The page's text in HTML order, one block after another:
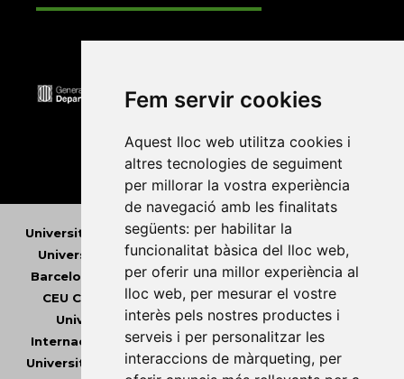
Fem servir cookies
Aquest lloc web utilitza cookies i
altres tecnologies de seguiment
per millorar la vostra experiència
de navegació amb les finalitats
següents: per habilitar la
funcionalitat bàsica del lloc web,
per oferir una millor experiència al
lloc web, per mesurar el vostre
interès pels nostres productes i
serveis i per personalitzar les
interaccions de màrqueting, per
Universitat Abat Oliba CEU•Universitat d'Alacant
Universitat d'Andorra•Universitat Autònoma de
Barcelona
Universitat de Barcelona• Universitat
CEU Cardenal Herrera•Universitat de Girona
Universitat de les Illes Balears•Universitat
Internacional de Catalunya
•Universitat Jaume I
Universitat de Lleida•Universitat Miguel Hernández